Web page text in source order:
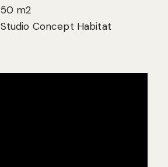
50 m2
Studio Concept Habitat